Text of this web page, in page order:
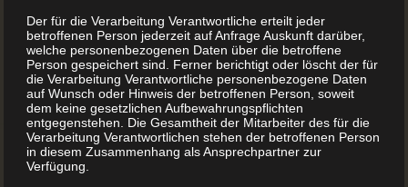
sich dort noch schöne Fotos zu den Leckereien. Das
wirkt dann meist nicht so gestellt.
Gibt es zu Rezepten ausreichend Bilder?
Checken Sie Ihre Software
Der für die Verarbeitung Verantwortliche erteilt jeder
betroffenen Person jederzeit auf Anfrage Auskunft darüber,
welche personenbezogenen Daten über die betroffene
Person gespeichert sind. Ferner berichtigt oder löscht der für
die Verarbeitung Verantwortliche personenbezogene Daten
auf Wunsch oder Hinweis der betroffenen Person, soweit
dem keine gesetzlichen Aufbewahrungspflichten
entgegenstehen. Die Gesamtheit der Mitarbeiter des für die
Verarbeitung Verantwortlichen stehen der betroffenen Person
in diesem Zusammenhang als Ansprechpartner zur
Verfügung.